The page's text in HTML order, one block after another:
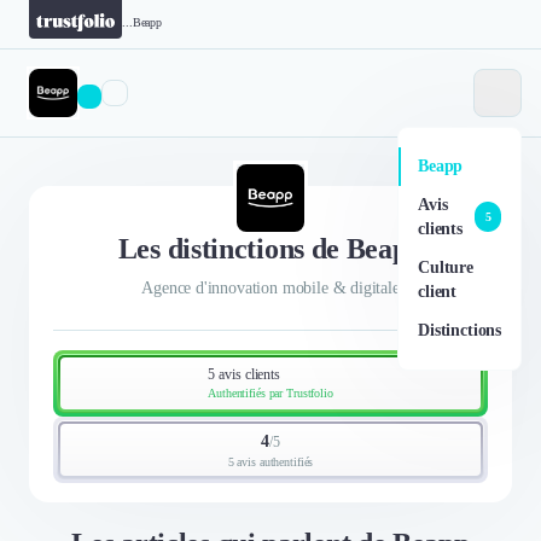
Beapp
Beapp
Avis
clients
5
Culture
client
Distinctions
Les distinctions de Beapp
Agence d'innovation mobile & digitale
5 avis clients
Authentifiés par Trustfolio
4/5
5 avis authentifiés